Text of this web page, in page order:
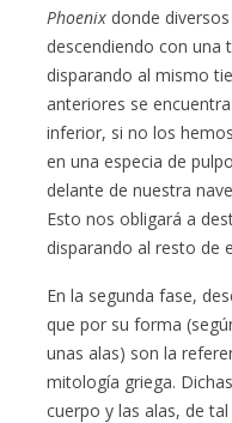
Phoenix donde
descendiendo con una
disparando al mismo
anteriores se
inferior, si no los
en una especia de
delante de nuestra
Esto nos obligará a
disparando al resto de
En la segunda fase,
que por su forma
unas alas) son la
mitología griega.
cuerpo y las alas, de